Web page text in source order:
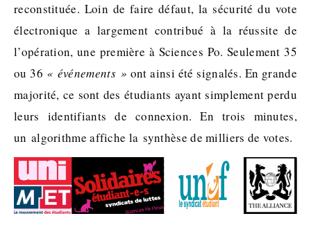
reconstituée. Loin de faire défaut, la sécurité du vote
électronique a largement contribué à la réussite de
l’opération, une première à Sciences Po. Seulement 35
ou 36 « événements » ont ainsi été signalés. En grande
majorité, ce sont des étudiants ayant simplement perdu
leurs identifiants de connexion. En trois minutes,
un algorithme affiche la synthèse de milliers de votes.